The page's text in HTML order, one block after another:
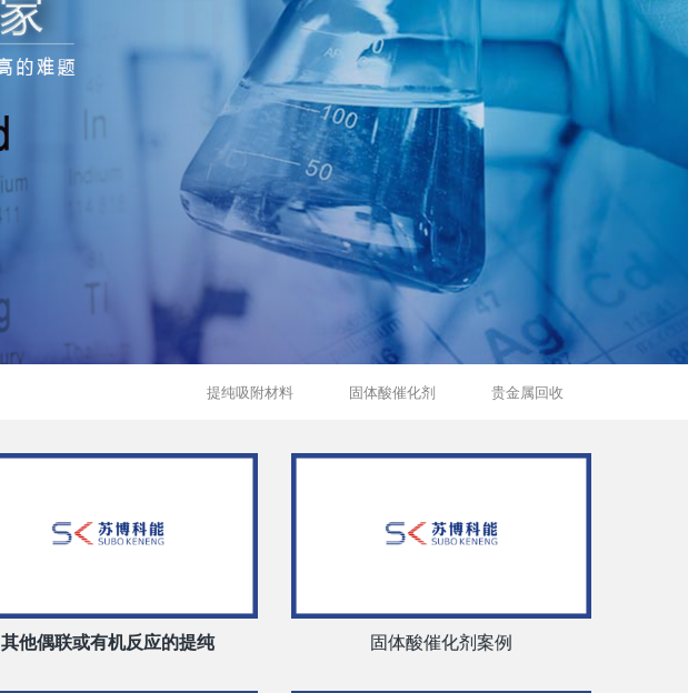
提纯吸附材料 固体酸催化剂 贵金属回收
其他偶联或有机反应的提纯 固体酸催化剂案例